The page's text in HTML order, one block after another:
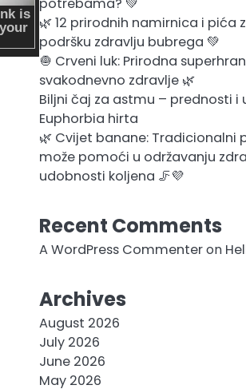
🌿 12 prirodnih namirnica i pića
podršku zdravlju bubrega 💚
🧅 Crveni luk: Prirodna
svakodnevno zdravlje 🌿
Biljni čaj za astmu – prednosti i
Euphorbia hirta
🌿 Cvijet banane: Tradicionalni
može pomoći u održavanju
udobnosti koljena 🦵💜
Recent Comments
A WordPress Commenteron
Archives
August 2026
July 2026
June 2026
May 2026